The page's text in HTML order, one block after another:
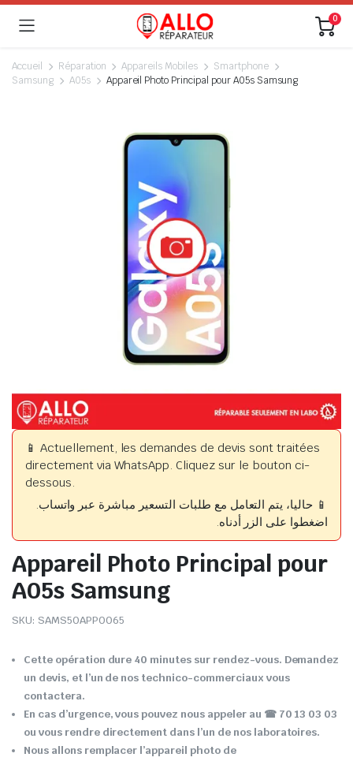
0
Accueil Réparation Appareils Mobiles
Smartphone
Samsung
A05s Appareil Photo Principal pour A05s Samsung
📱 Actuellement, les demandes de devis sont traitées
directement via WhatsApp. Cliquez sur le bouton ci-
dessous.
📱 حاليا، يتم التعامل مع طلبات التسعير مباشرة عبر واتساب.
اضغطوا على الزر أدناه.
Appareil Photo Principal pour
A05s Samsung
SKU: SAMS50APP0065
Cette opération dure 40 minutes sur rendez-vous. Demandez
un devis, et l’un de nos technico-commerciaux vous
contactera.
En cas d’urgence, vous pouvez nous appeler au ☎ 70 13 03 03
ou vous rendre directement dans l’un de nos laboratoires.
Nous allons remplacer l’appareil photo de